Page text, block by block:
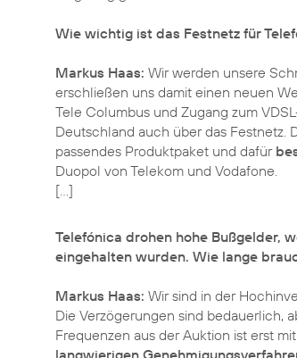
Wie wichtig ist das Festnetz für
Markus Haas: Wir werden unsere
erschließen uns damit einen neuen
Tele Columbus und Zugang zum
Deutschland auch über das Festnetz.
passendes Produktpaket und dafür
Duopol von Telekom und Vodafone.
Telefónica drohen hohe Bußgelder,
eingehalten wurden. Wie lange
Markus Haas: Wir sind in der
Die Verzögerungen sind bedauerlich,
Frequenzen aus der Auktion ist erst
langwierigen